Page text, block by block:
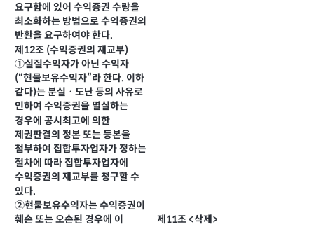
요구함에 있어 수익증권 수량을
최소화하는 방법으로 수익증권의
반환을 요구하여야 한다.
제12조 (수익증권의 재교부)
①실질수익자가 아닌 수익자
(“현물보유수익자”라 한다. 이하
같다)는 분실ㆍ도난 등의 사유로
인하여 수익증권을 멸실하는
경우에 공시최고에 의한
제권판결의 정본 또는 등본을
첨부하여 집합투자업자가 정하는
절차에 따라 집합투자업자에
수익증권의 재교부를 청구할 수
있다.
②현물보유수익자는 수익증권이
훼손 또는 오손된 경우에 이
제11조 <삭제>